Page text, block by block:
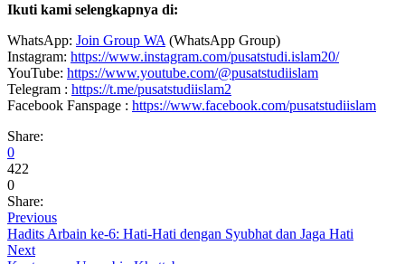
Ikuti kami selengkapnya di:
WhatsApp: Join Group WA (WhatsApp Group)
Instagram: https://www.instagram.com/pusatstudi.islam20/
YouTube: https://www.youtube.com/@pusatstudiislam
Telegram : https://t.me/pusatstudiislam2
Facebook Fanspage : https://www.facebook.com/pusatstudiislam
Share:
0
422
0
Share:
Previous
Hadits Arbain ke-6: Hati-Hati dengan Syubhat dan Jaga Hati
Next